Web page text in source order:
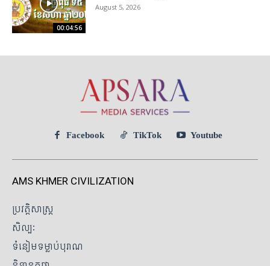
00:04:56
August 5, 2026
Facebook TikTok Youtube
AMS KHMER CIVILIZATION
ប្រវត្តិសាស្ត្រ
សិល្បៈ
ទំនៀមទម្លាប់បុរាណ